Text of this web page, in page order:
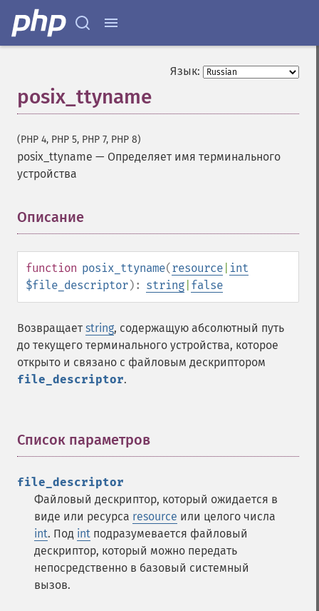
Язык:
posix_ttyname
(PHP 4, PHP 5, PHP 7, PHP 8)
posix_ttyname — Определяет имя терминального
устройства
Описание
function posix_ttyname(resource int
$file_descriptor): string false
Возвращает string, содержащую абсолютный путь
до текущего терминального устройства, которое
открыто и связано с файловым дескриптором
file_descriptor.
Список параметров
file_descriptor
Файловый дескриптор, который ожидается в
виде или ресурса resource или целого числа
int. Под int подразумевается файловый
дескриптор, который можно передать
непосредственно в базовый системный
вызов.